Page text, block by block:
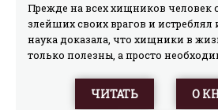
Прежде на всех хищников человек
злейших своих врагов и истреблял
наука доказала, что хищники в
только полезны, а просто
зверей, ибо уничтожают хищники
больных и слабых, плохо
ЧИТАТЬ О